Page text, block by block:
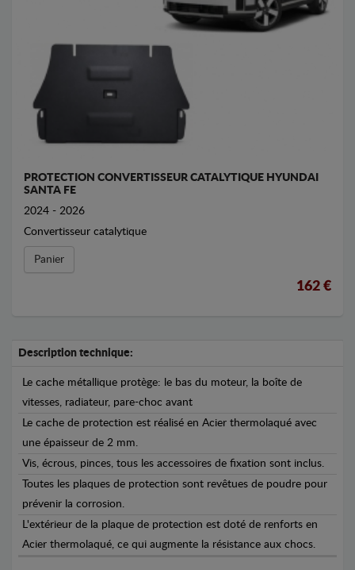
PROTECTION CONVERTISSEUR CATALYTIQUE HYUNDAI
SANTA FE
2024 - 2026
Convertisseur catalytique
Panier
162 €
Description technique:
Le cache métallique protège: le bas du moteur, la boîte de
vitesses, radiateur, pare-choc avant
Le cache de protection est réalisé en Acier thermolaqué avec
une épaisseur de 2 mm.
Vis, écrous, pinces, tous les accessoires de fixation sont inclus.
Toutes les plaques de protection sont revêtues de poudre pour
prévenir la corrosion.
L'extérieur de la plaque de protection est doté de renforts en
Acier thermolaqué, ce qui augmente la résistance aux chocs.